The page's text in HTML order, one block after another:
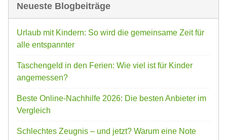
Neueste Blogbeiträge
Urlaub mit Kindern: So wird die gemeinsame Zeit für
alle entspannter
Taschengeld in den Ferien: Wie viel ist für Kinder
angemessen?
Beste Online-Nachhilfe 2026: Die besten Anbieter im
Vergleich
Schlechtes Zeugnis – und jetzt? Warum eine Note